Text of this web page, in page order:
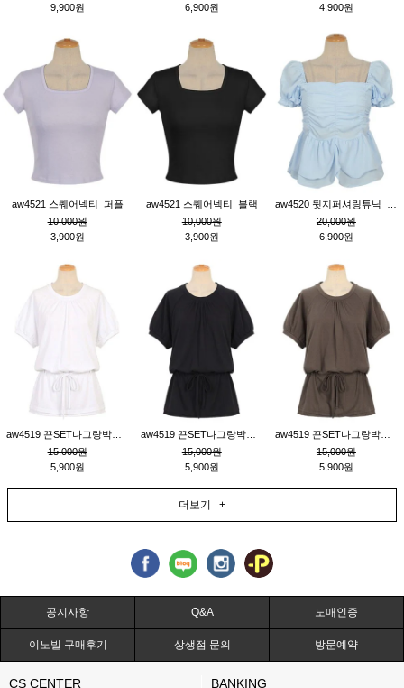
9,900원
6,900원
4,900원
aw4521 스퀘어넥티_퍼플
10,000원
3,900원
aw4521 스퀘어넥티_블랙
10,000원
3,900원
20,000원
6,900원
15,000원
5,900원
15,000원
5,900원
15,000원
5,900원
더보기 +
공지사항 Q&A 도매인증
이노빌 구매후기 상생점 문의 방문예약
CS CENTER BANKING